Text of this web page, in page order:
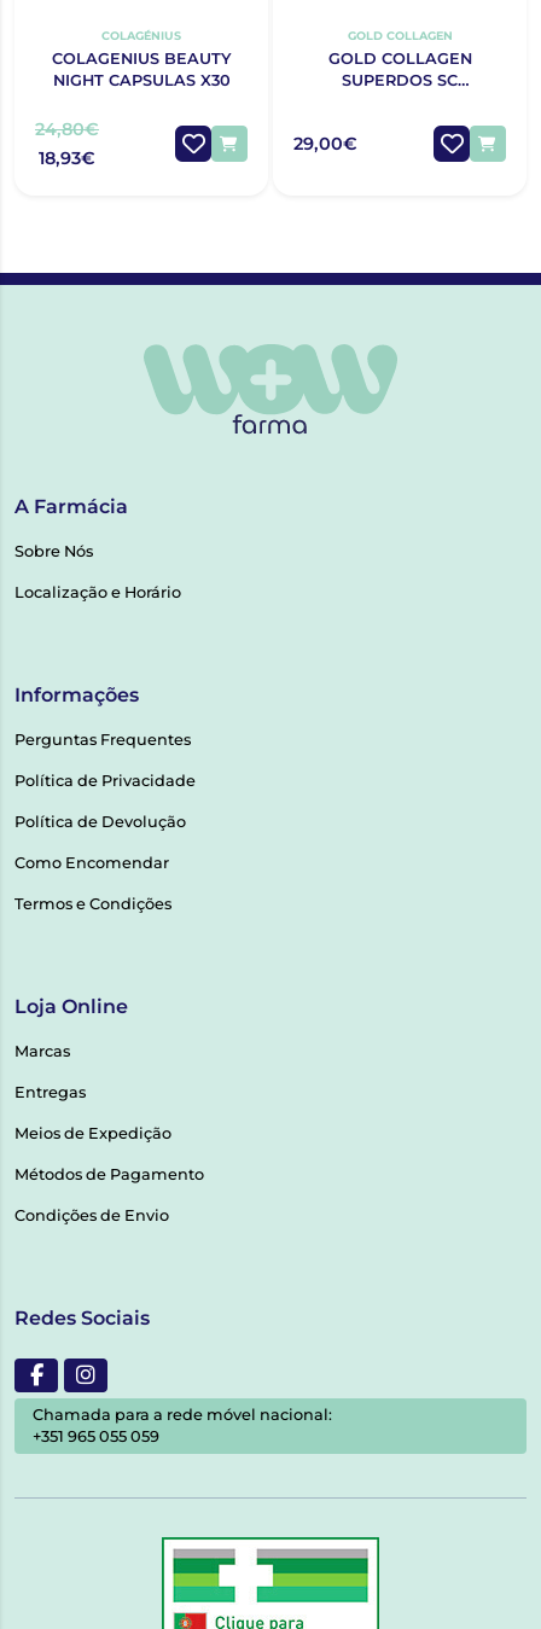
COLAGÉNIUS
COLAGENIUS BEAUTY
NIGHT CAPSULAS X30
24,80€
18,93€
GOLD COLLAGEN
GOLD COLLAGEN
SUPERDOS SC
29,00€
A Farmácia
Sobre Nós
Localização e Horário
Informações
Perguntas Frequentes
Política de Privacidade
Política de Devolução
Como Encomendar
Termos e Condições
Loja Online
Marcas
Entregas
Meios de Expedição
Métodos de Pagamento
Condições de Envio
Redes Sociais
Chamada para a rede móvel nacional:
+351 965 055 059